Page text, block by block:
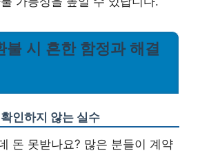
불 시 흔한 함정과 해결
인하지 않는 실수
돈 못받나요? 많은 분들이 계약